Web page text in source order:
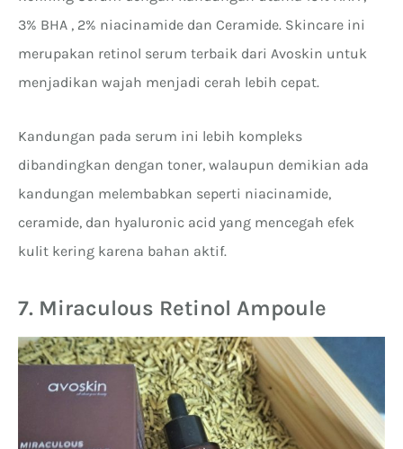
3% BHA , 2% niacinamide dan Ceramide. Skincare ini
merupakan retinol serum terbaik dari Avoskin untuk
menjadikan wajah menjadi cerah lebih cepat.
Kandungan pada serum ini lebih kompleks
dibandingkan dengan toner, walaupun demikian ada
kandungan melembabkan seperti niacinamide,
ceramide, dan hyaluronic acid yang mencegah efek
kulit kering karena bahan aktif.
7. Miraculous Retinol Ampoule